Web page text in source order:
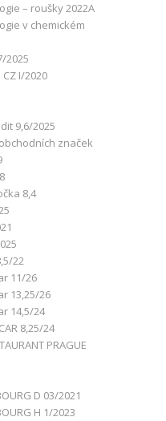
– roušky 2022A
v chemickém
2025
I/2020
9,6/2025
značek
8,4
22
11/26
13,25/26
14,5/24
8,25/24
PRAGUE
D 03/2021
H 1/2023